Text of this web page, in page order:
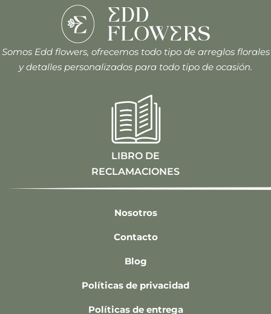
Somos Edd flowers, ofrecemos todo tipo de arreglos florales
y detalles personalizados para todo tipo de ocasión.
LIBRO DE
RECLAMACIONES
Nosotros
Contacto
Blog
Políticas de privacidad
Políticas de entrega